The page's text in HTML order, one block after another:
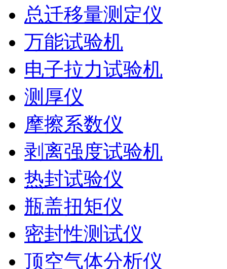
总迁移量测定仪
万能试验机
电子拉力试验机
测厚仪
摩擦系数仪
剥离强度试验机
热封试验仪
瓶盖扭矩仪
密封性测试仪
顶空气体分析仪